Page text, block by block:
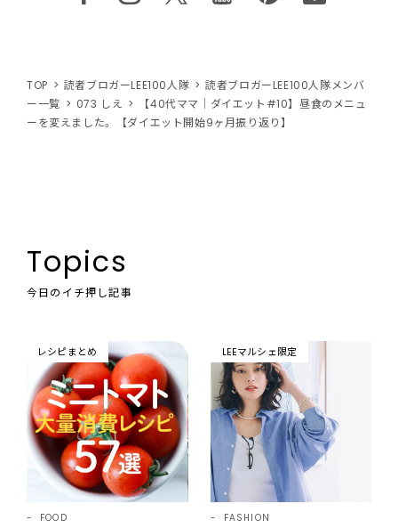
TOP 読者ブロガーLEE100人隊
読者ブロガーLEE100人隊メンバ
ー一覧
073 しえ
【40代ママ｜ダイエット#10】昼食のメニュ
ーを変えました。【ダイエット開始9ヶ月振り返り】
Topics
今日のイチ押し記事
レシピまとめ
FOOD
LEEマルシェ限定
FASHION